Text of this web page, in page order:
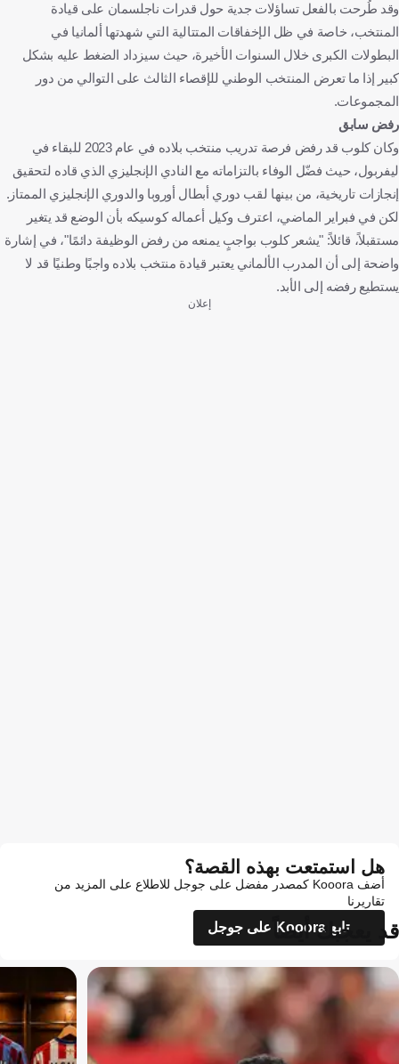
وقد طُرحت بالفعل تساؤلات جدية حول قدرات ناجلسمان على قيادة
المنتخب، خاصة في ظل الإخفاقات المتتالية التي شهدتها ألمانيا في
البطولات الكبرى خلال السنوات الأخيرة، حيث سيزداد الضغط عليه بشكل
كبير إذا ما تعرض المنتخب الوطني للإقصاء الثالث على التوالي من دور
المجموعات.
رفض سابق
وكان كلوب قد رفض فرصة تدريب منتخب بلاده في عام 2023 للبقاء في
ليفربول، حيث فضّل الوفاء بالتزاماته مع النادي الإنجليزي الذي قاده لتحقيق
إنجازات تاريخية، من بينها لقب دوري أبطال أوروبا والدوري الإنجليزي الممتاز.
لكن في فبراير الماضي، اعترف وكيل أعماله كوسيكه بأن الوضع قد يتغير
مستقبلاً، قائلاً: "يشعر كلوب بواجبٍ يمنعه من رفض الوظيفة دائمًا"، في إشارة
واضحة إلى أن المدرب الألماني يعتبر قيادة منتخب بلاده واجبًا وطنيًا قد لا
يستطيع رفضه إلى الأبد.
إعلان
هل استمتعت بهذه القصة؟
أضف Kooora كمصدر مفضل على جوجل للاطلاع على المزيد من
تقاريرنا
تابع Kooora على جوجل
قد يعجبك أيضاً